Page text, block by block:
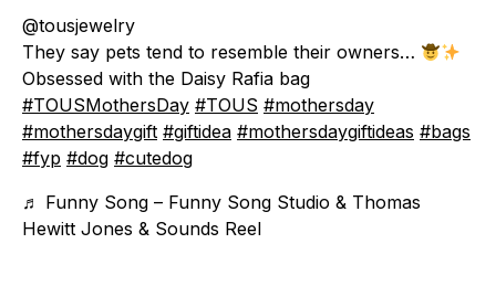
@tousjewelry
They say pets tend to resemble their owners…
Obsessed with the Daisy Rafia bag
#TOUSMothersDay #TOUS #mothersday
#mothersdaygift #giftidea #mothersdaygiftideas #bags
#fyp #dog #cutedog
♬ Funny Song – Funny Song Studio & Thomas
Hewitt Jones & Sounds Reel